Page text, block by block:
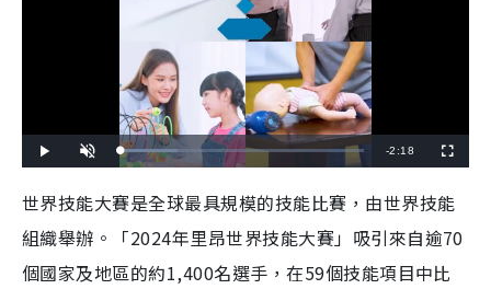
l
n
t
e
L
o
e
d
2
3
4
8
R
a
i
-2:18
u
s
c
e
e
世界技能大賽是全球最具規模的技能比賽，由世界技能
組織舉辦。「2024年里昂世界技能大賽」吸引來自逾70
個國家及地區的約1,400名選手，在59個技能項目中比